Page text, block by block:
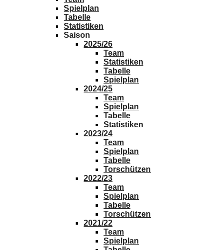
Spielplan
Tabelle
Statistiken
Saison
2025/26
Team
Statistiken
Tabelle
Spielplan
2024/25
Team
Spielplan
Tabelle
Statistiken
2023/24
Team
Spielplan
Tabelle
Torschützen
2022/23
Team
Spielplan
Tabelle
Torschützen
2021/22
Team
Spielplan